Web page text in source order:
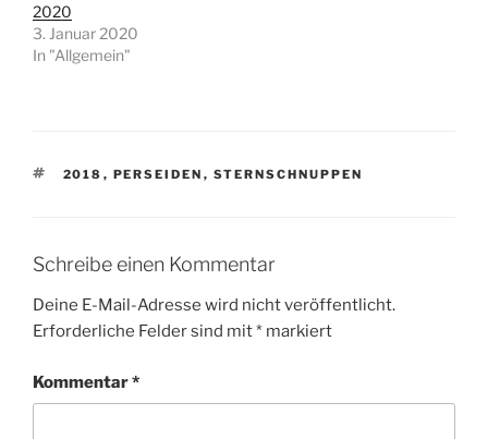
2020
3. Januar 2020
In "Allgemein"
SCHLAGWÖRTER
2018 , PERSEIDEN , STERNSCHNUPPEN
Schreibe einen Kommentar
Deine E-Mail-Adresse wird nicht veröffentlicht.
Erforderliche Felder sind mit* markiert
Kommentar*